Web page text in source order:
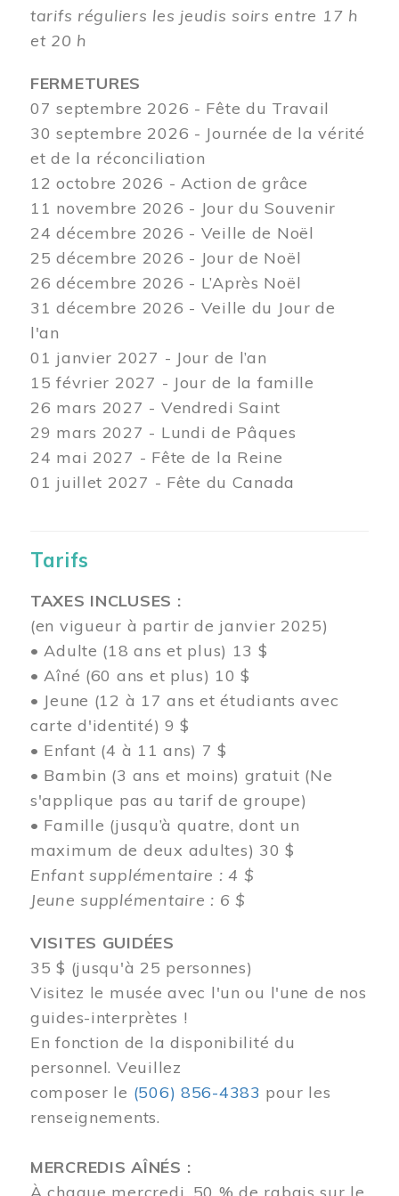
tarifs réguliers les jeudis soirs entre 17 h
et 20 h
FERMETURES
07 septembre 2026 - Fête du Travail
30 septembre 2026 - Journée de la vérité
et de la réconciliation
12 octobre 2026 - Action de grâce
11 novembre 2026 - Jour du Souvenir
24 décembre 2026 - Veille de Noël
25 décembre 2026 - Jour de Noël
26 décembre 2026 - L’Après Noël
31 décembre 2026 - Veille du Jour de
l'an
01 janvier 2027 - Jour de l’an
15 février 2027 - Jour de la famille
26 mars 2027 - Vendredi Saint
29 mars 2027 - Lundi de Pâques
24 mai 2027 - Fête de la Reine
01 juillet 2027 - Fête du Canada
Tarifs
TAXES INCLUSES :
(en vigueur à partir de janvier 2025)
• Adulte (18 ans et plus) 13 $
• Aîné (60 ans et plus) 10 $
• Jeune (12 à 17 ans et étudiants avec
carte d'identité) 9 $
• Enfant (4 à 11 ans) 7 $
• Bambin (3 ans et moins) gratuit (Ne
s'applique pas au tarif de groupe)
• Famille (jusqu’à quatre, dont un
maximum de deux adultes) 30 $
Enfant supplémentaire : 4 $
Jeune supplémentaire : 6 $
VISITES GUIDÉES
35 $ (jusqu'à 25 personnes)
Visitez le musée avec l'un ou l'une de nos
guides-interprètes !
En fonction de la disponibilité du
personnel. Veuillez
composer le (506) 856-4383 pour les
renseignements.
MERCREDIS AÎNÉS :